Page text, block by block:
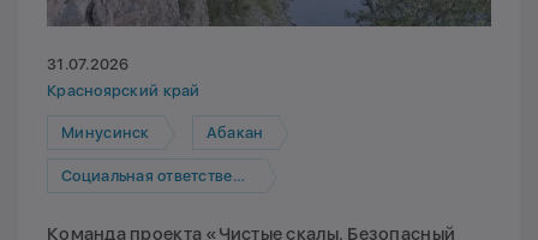
31.07.2026
Красноярский край
Минусинск Абакан
Социальная ответственность
Команда проекта «Чистые скалы. Безопасный